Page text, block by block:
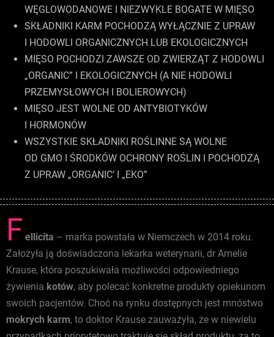
WĘGLOWODANOWE I NIEZWYKLE BOGATE W MIĘSO
SKŁADNIKI KARM POCHODZĄ WYŁĄCZNIE Z UPRAW
I HODOWLI ORGANICZNYCH LUB EKOLOGICZNYCH
MIĘSO POCHODZI ZAWSZE OD ZWIERZĄT Z HODOWLI
„ORGANIC” I EKOLOGICZNYCH (A NIE HODOWLI
PRZEMYSŁOWYCH I BOLIEROWYCH)
MIĘSO JEST WOLNE OD ANTYBIOTYKÓW
I HORMONÓW
WSZYSTKIE SKŁADNIKI ROŚLINNE SĄ WOLNE
OD GMO I ŚRODKÓW OCHRONY ROŚLIN I POCHODZĄ
Z UPRAW „ORGANIC’ I „EKO”
F ellicita – marka powstała w Niemczech w 2014 roku.
Założyła ją doświadczona lekarka weterynarii, dr Amelie
Krause, która poszukiwała możliwości odpowiedniego
żywienia kotów, aby polecać konkretne produkty opiekunom
swoich pacjentów. Choć na rynku dostępnych jest mnóstwo
mokrych karm, to doktor Krause zauważyła, że w niewielu